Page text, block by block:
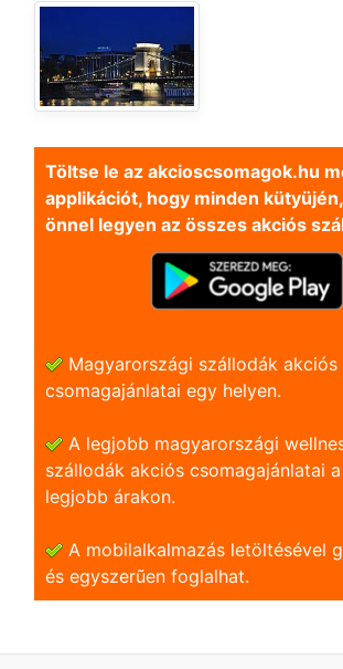
Töltse le az akcioscsomagok.hu
applikációt, hogy minden
önnel legyen az összes akciós
Magyarországi szállodák akciós
csomagajánlatai egy helyen.
A legjobb magyarországi
szállodák akciós csomagajánlatai a
legjobb árakon.
A mobilalkalmazás letöltésével
és egyszerũen foglalhat.